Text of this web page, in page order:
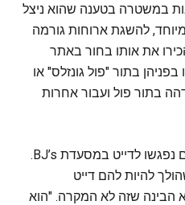
במשטרה בטענה שהוא ניצל
להשגת ארוחות גורמה
את אותו בחור באתר
בתור "פול גונזלס" או
בתור פול ועבור אחרות
אחת מקורבנותיו מספרת שהם נפגשו לדייט במסעדת BJ’s.
להיות להם דייט
הבינה שזה לא המקרה. "הוא